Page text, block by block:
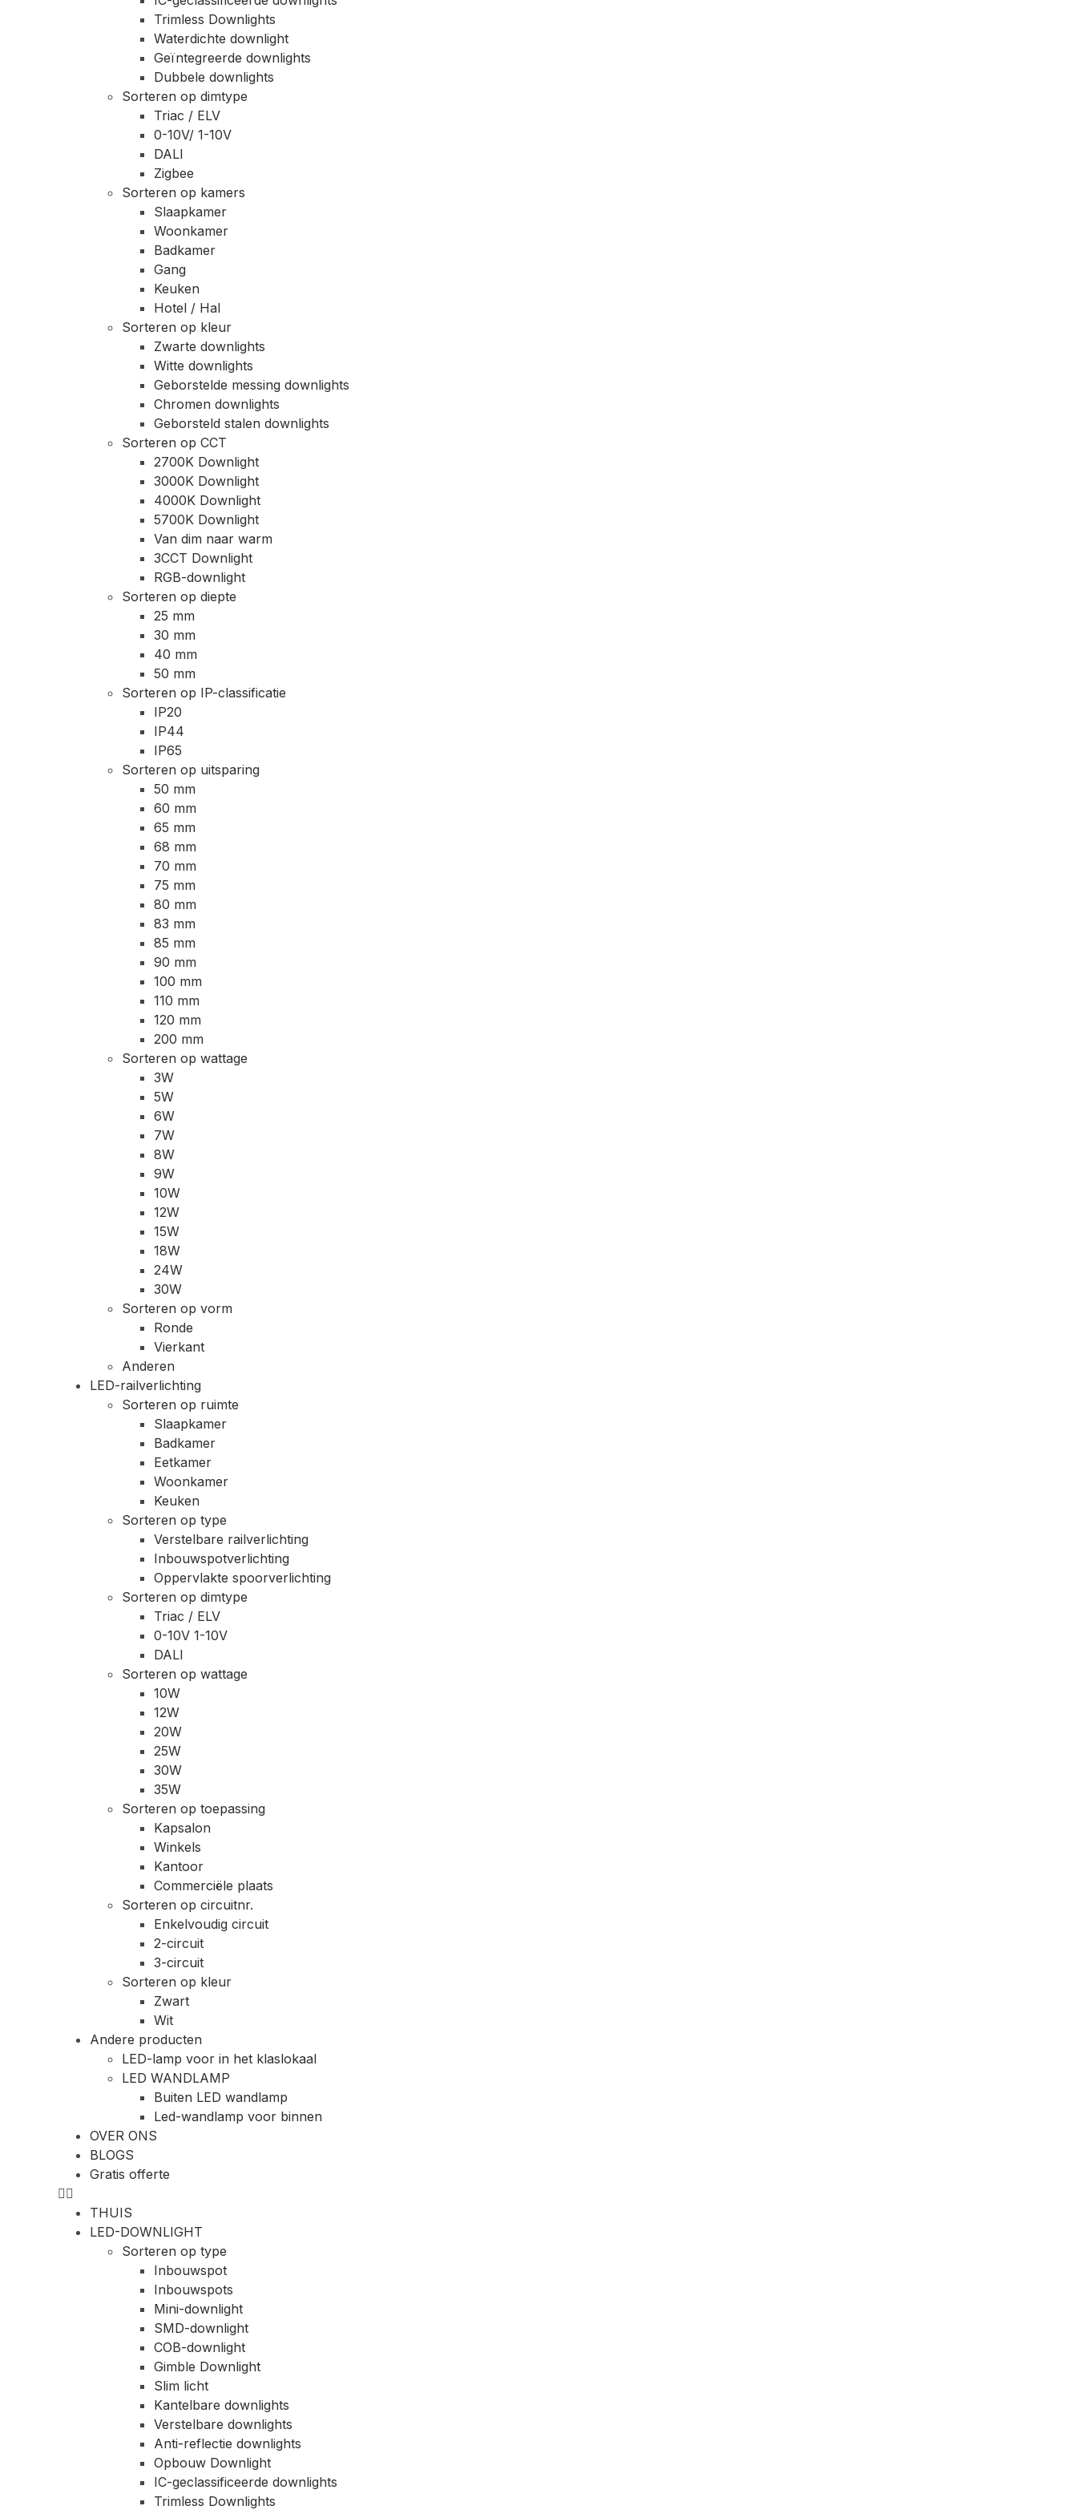
Trimless Downlights
Waterdichte downlight
Geïntegreerde downlights
Dubbele downlights
Sorteren op dimtype
Triac / ELV
0-10V/ 1-10V
DALI
Zigbee
Sorteren op kamers
Slaapkamer
Woonkamer
Badkamer
Gang
Keuken
Hotel / Hal
Sorteren op kleur
Zwarte downlights
Witte downlights
Geborstelde messing downlights
Chromen downlights
Geborsteld stalen downlights
Sorteren op CCT
2700K Downlight
3000K Downlight
4000K Downlight
5700K Downlight
Van dim naar warm
3CCT Downlight
RGB-downlight
Sorteren op diepte
25 mm
30 mm
40 mm
50 mm
Sorteren op IP-classificatie
IP20
IP44
IP65
Sorteren op uitsparing
50 mm
60 mm
65 mm
68 mm
70 mm
75 mm
80 mm
83 mm
85 mm
90 mm
100 mm
110 mm
120 mm
200 mm
Sorteren op wattage
3W
5W
6W
7W
8W
9W
10W
12W
15W
18W
24W
30W
Sorteren op vorm
Ronde
Vierkant
Anderen
LED-railverlichting
Sorteren op ruimte
Slaapkamer
Badkamer
Eetkamer
Woonkamer
Keuken
Sorteren op type
Verstelbare railverlichting
Inbouwspotverlichting
Oppervlakte spoorverlichting
Sorteren op dimtype
Triac / ELV
0-10V 1-10V
DALI
Sorteren op wattage
10W
12W
20W
25W
30W
35W
Sorteren op toepassing
Kapsalon
Winkels
Kantoor
Commerciële plaats
Sorteren op circuitnr.
Enkelvoudig circuit
2-circuit
3-circuit
Sorteren op kleur
Zwart
Wit
Andere producten
LED-lamp voor in het klaslokaal
LED WANDLAMP
Buiten LED wandlamp
Led-wandlamp voor binnen
OVER ONS
BLOGS
Gratis offerte
THUIS
LED-DOWNLIGHT
Sorteren op type
Inbouwspot
Inbouwspots
Mini-downlight
SMD-downlight
COB-downlight
Gimble Downlight
Slim licht
Kantelbare downlights
Verstelbare downlights
Anti-reflectie downlights
Opbouw Downlight
IC-geclassificeerde downlights
Trimless Downlights